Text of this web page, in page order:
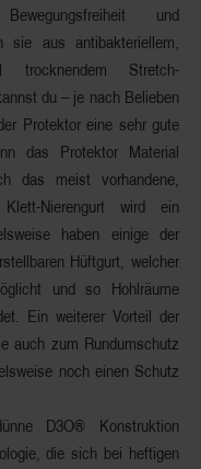
und
sie aus antibakteriellem,
trocknendem Stretch-
du – je nach Belieben
Protektor eine sehr gute
das Protektor Material
das meist vorhandene,
Nierengurt wird ein
haben einige der
Hüftgurt, welcher
und so Hohlräume
Ein weiterer Vorteil der
auch zum Rundumschutz
noch einen Schutz
D3O® Konstruktion
, die sich bei heftigen